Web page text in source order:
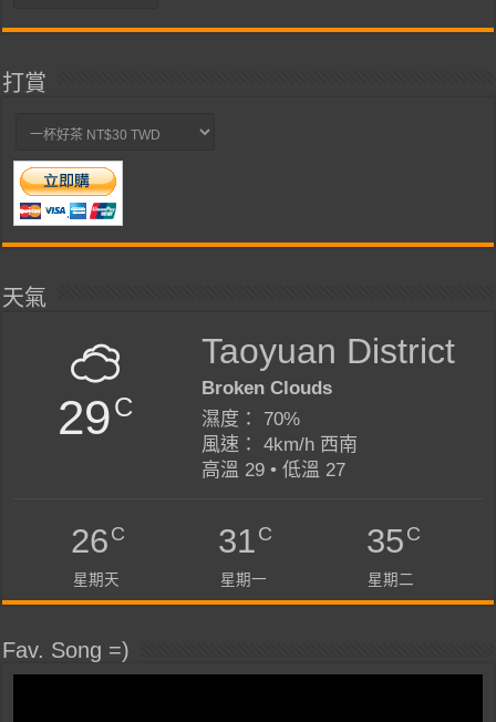
打賞
天氣
29C
Taoyuan District
Broken Clouds
濕度： 70%
風速： 4km/h 西南
高溫 29 • 低溫 27
26C
星期天
31C
星期一
35C
星期二
Fav. Song =)